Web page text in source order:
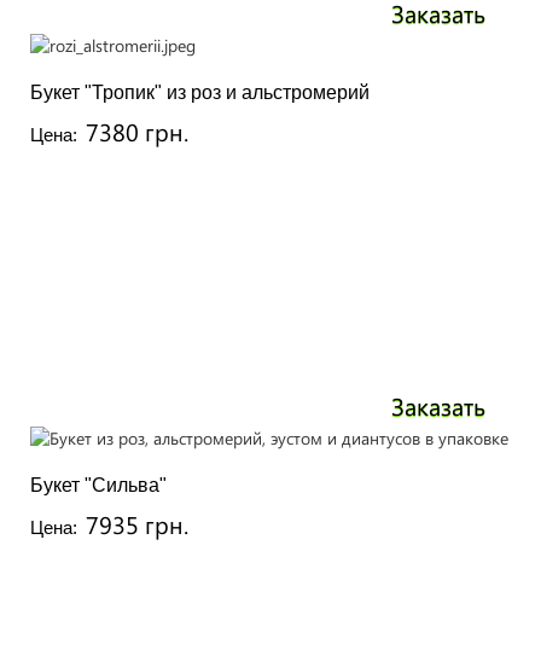
Заказать
Букет "Тропик" из роз и альстромерий
Цена: 7380 грн.
Заказать
Букет "Сильва"
Цена: 7935 грн.